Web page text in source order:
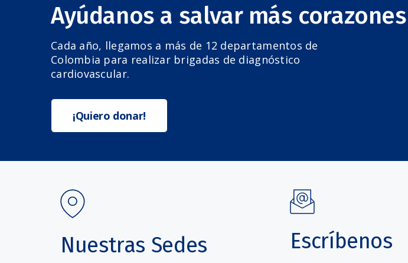
Ayúdanos a salvar más corazones
Cada año, llegamos a más de 12 departamentos de
Colombia para realizar brigadas de diagnóstico
cardiovascular.
¡Quiero donar!
Nuestras Sedes Escríbenos